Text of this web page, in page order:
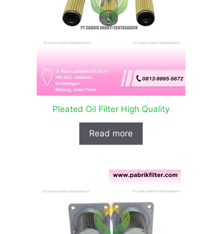
Pleated Oil Filter High Quality
Read more